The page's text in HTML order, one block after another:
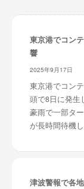
東京港でコン
響
2025年9月17日
東京港でコン
頭で8日に発生
豪雨で一部タ
が長時間待機
津波警報で各